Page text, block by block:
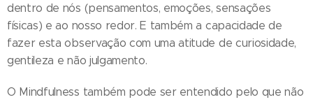
dentro de nós (pensamentos, emoções, sensações
físicas) e ao nosso redor. E também a capacidade de
fazer esta observação com uma atitude de curiosidade,
gentileza e não julgamento.
O Mindfulness também pode ser entendido pelo que não